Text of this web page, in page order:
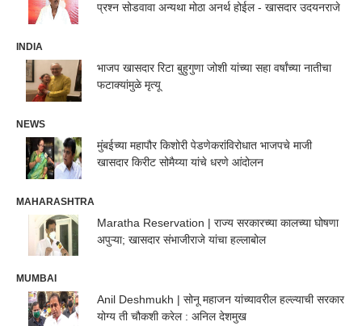
प्रश्न सोडवावा अन्यथा मोठा अनर्थ होईल - खासदार उदयनराजे
INDIA
भाजप खासदार रिटा बुहुगुणा जोशी यांच्या सहा वर्षांच्या नातीचा
फटाक्यांमुळे मृत्यू
NEWS
मुंबईच्या महापौर किशोरी पेडणेकरांविरोधात भाजपचे माजी
खासदार किरीट सोमैय्या यांचे धरणे आंदोलन
MAHARASHTRA
Maratha Reservation | राज्य सरकारच्या कालच्या घोषणा
अपुऱ्या; खासदार संभाजीराजे यांचा हल्लाबोल
MUMBAI
Anil Deshmukh | सोनू महाजन यांच्यावरील हल्ल्याची सरकार
योग्य ती चौकशी करेल : अनिल देशमुख